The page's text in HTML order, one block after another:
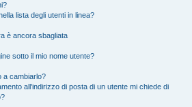
lista degli utenti in linea?
è ancora sbagliata
sotto il mio nome utente?
a cambiarlo?
all’indirizzo di posta di un utente mi chiede di